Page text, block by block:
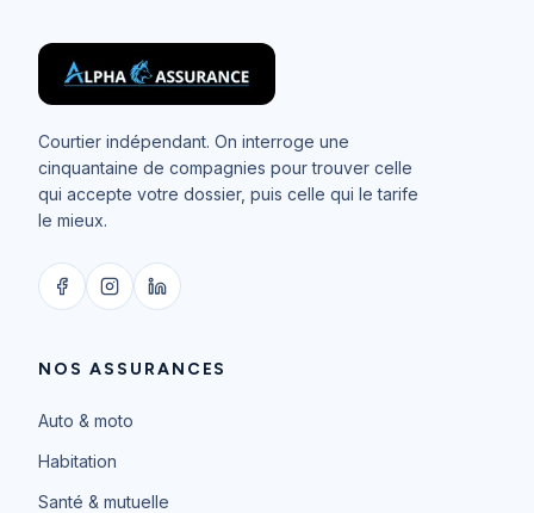
Courtier indépendant. On interroge une
cinquantaine de compagnies pour trouver celle
qui accepte votre dossier, puis celle qui le tarife
le mieux.
NOS ASSURANCES
Auto & moto
Habitation
Santé & mutuelle